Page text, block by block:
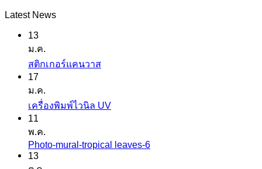
Latest News
13
ม.ค.
สติกเกอร์แคนวาสไม่มี
บน
17
ม.ค.
เครื่องพิมพ์ไวนิล UVไม่มี
บน
11
พ.ค.
Photo-mural-tropical leaves-6ไม่มี
13